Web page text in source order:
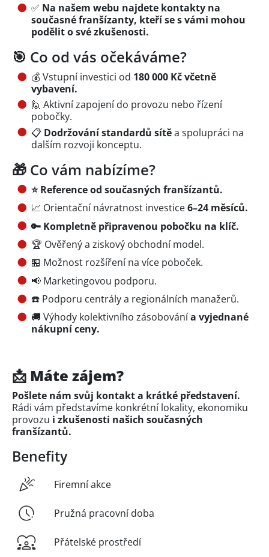
✅ Na našem webu najdete kontakty na
současné franšízanty, kteří se s vámi mohou
podělit o své zkušenosti.
🎯 Co od vás očekáváme?
💰 Vstupní investici od 180 000 Kč včetně
vybavení.
🙋 Aktivní zapojení do provozu nebo řízení
pobočky.
📋 Dodržování standardů sítěa spolupráci na
dalším rozvoji konceptu.
🎁 Co vám nabízíme?
⭐ Reference od současných franšízantů.
📈 Orientační návratnost investice6–24 měsíců.
🔑 Kompletně připravenou pobočku na klíč.
🏆 Ověřený a ziskový obchodní model.
🏪 Možnost rozšíření na více poboček.
📢 Marketingovou podporu.
☎️ Podporu centrály a regionálních manažerů.
🚚 Výhody kolektivního zásobovánía vyjednané
nákupní ceny.
📩 Máte zájem?
Pošlete nám svůj kontakt a krátké představení.
Rádi vám představíme konkrétní lokality, ekonomiku
provozu i zkušenosti našich současných
franšízantů.
Benefity
Firemní akce
Pružná pracovní doba
Přátelské prostředí